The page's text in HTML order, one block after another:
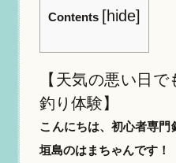
Contents [hide]
【天気の悪い日
釣り体験】
こんにちは、初心者専
垣島のはまちゃんです！